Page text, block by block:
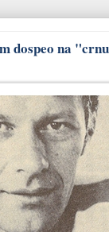
dospeo na